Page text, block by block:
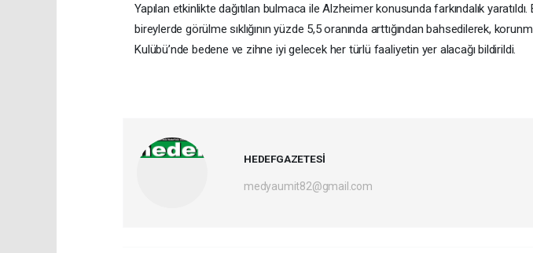
Yapılan etkinlikte dağıtılan bulmaca ile Alzheimer konusunda farkındalık
bireylerde görülme sıklığının yüzde 5,5 oranında arttığından bahsedilerek,
Kulübü’nde bedene ve zihne iyi gelecek her türlü faaliyetin yer alacağı bildirildi.
HEDEFGAZETESİ
medyaumit82@gmail.com